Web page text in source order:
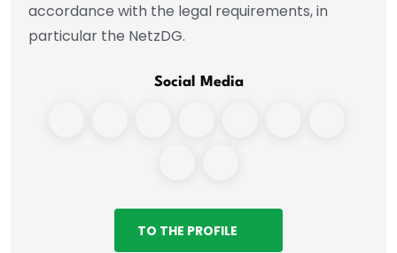
accordance with the legal requirements, in
particular the NetzDG.
Social Media
TO THE PROFILE